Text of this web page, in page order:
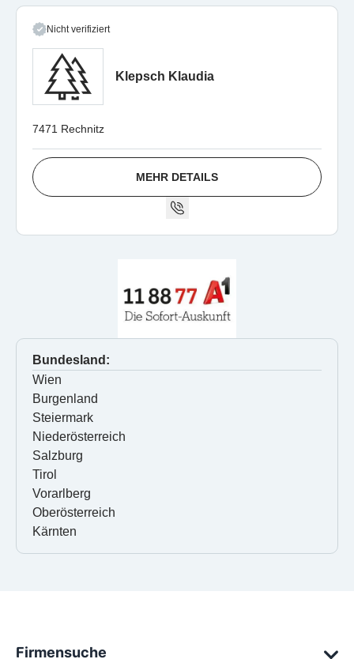
Nicht verifiziert
Klepsch Klaudia
7471 Rechnitz
MEHR DETAILS
Bundesland:
Wien
Burgenland
Steiermark
Niederösterreich
Salzburg
Tirol
Vorarlberg
Oberösterreich
Kärnten
Firmensuche